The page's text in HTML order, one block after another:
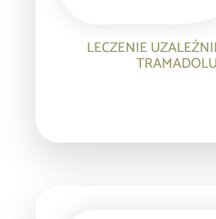
LECZENIE
TRAMADOLU